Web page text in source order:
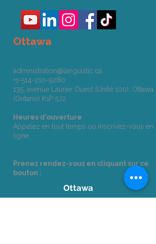
Ottawa
administration@languistic.ca
+1-514-210-9280
135, avenue Laurier Ouest (Unité 100), Ottawa
(Ontario) K1P 5J2
Heures d'ouverture
Appelez en tout temps ou inscrivez-vous en
ligne.
Prenez rendez-vous en cliquant sur ce
bouton :
Ottawa